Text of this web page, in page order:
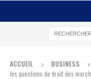
ACCUEIL BUSINESS
les questions de droit des